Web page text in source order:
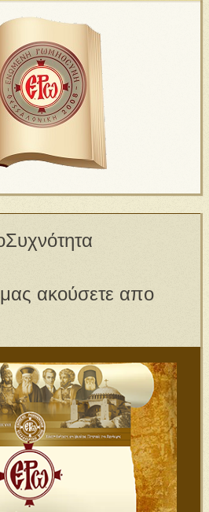
ακούσετε απο